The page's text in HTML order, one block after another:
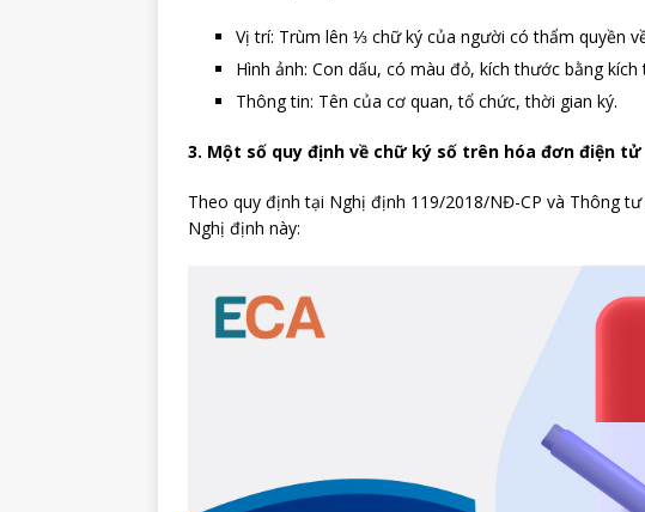
Vị trí: Trùm lên ⅓ chữ ký của người có thẩm quyền
Hình ảnh: Con dấu, có màu đỏ, kích thước bằng
Thông tin: Tên của cơ quan, tổ chức, thời gian ký.
3. Một số quy định về chữ ký số trên hóa đơn điện tử
Theo quy định tại Nghị định 119/2018/NĐ-CP và Thông
Nghị định này: